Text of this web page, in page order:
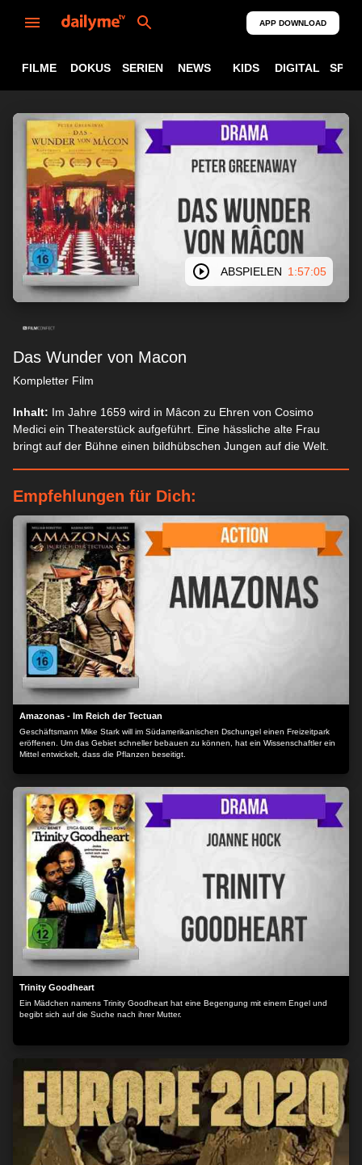
APP DOWNLOAD
FILME DOKUS SERIEN NEWS KIDS DIGITAL
ABSPIELEN 1:57:05
Das Wunder von Macon
Kompletter Film
Inhalt: Im Jahre 1659 wird in Mâcon zu Ehren von Cosimo
Medici ein Theaterstück aufgeführt. Eine hässliche alte Frau
bringt auf der Bühne einen bildhübschen Jungen auf die Welt.
Empfehlungen für Dich:
Amazonas - Im Reich der Tectuan
Geschäftsmann Mike Stark will im Südamerikanischen Dschungel einen Freizeitpark
eröffenen. Um das Gebiet schneller bebauen zu können, hat ein Wissenschaftler ein
Mittel entwickelt, dass die Pflanzen beseitigt.
Trinity Goodheart
Ein Mädchen namens Trinity Goodheart hat eine Begengung mit einem Engel und
begibt sich auf die Suche nach ihrer Mutter.